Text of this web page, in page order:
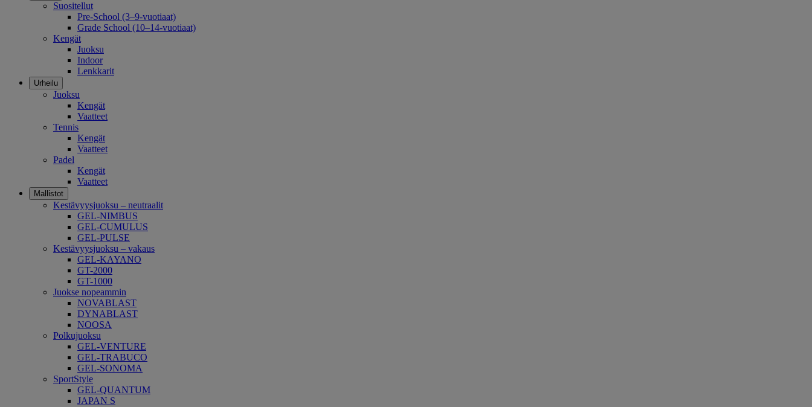
Suositellut
Pre-School (3–9-vuotiaat)
Grade School (10–14-vuotiaat)
Kengät
Juoksu
Indoor
Lenkkarit
Urheilu
Juoksu
Kengät
Vaatteet
Tennis
Kengät
Vaatteet
Padel
Kengät
Vaatteet
Mallistot
Kestävyysjuoksu – neutraalit
GEL-NIMBUS
GEL-CUMULUS
GEL-PULSE
Kestävyysjuoksu – vakaus
GEL-KAYANO
GT-2000
GT-1000
Juokse nopeammin
NOVABLAST
DYNABLAST
NOOSA
Polkujuoksu
GEL-VENTURE
GEL-TRABUCO
GEL-SONOMA
SportStyle
GEL-QUANTUM
JAPAN S